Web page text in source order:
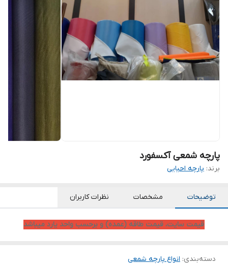
پارچه شمعی آکسفورد
برند: پارچه احیایی
توضیحات مشخصات نظرات کاربران
قیمت سایت، قیمت طاقه (عمده) و برحسب واحد یارد میباشد
دسته‌بندی: انواع پارچه شمعی